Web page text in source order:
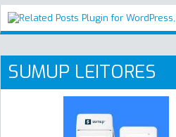
SUMUP LEITORES